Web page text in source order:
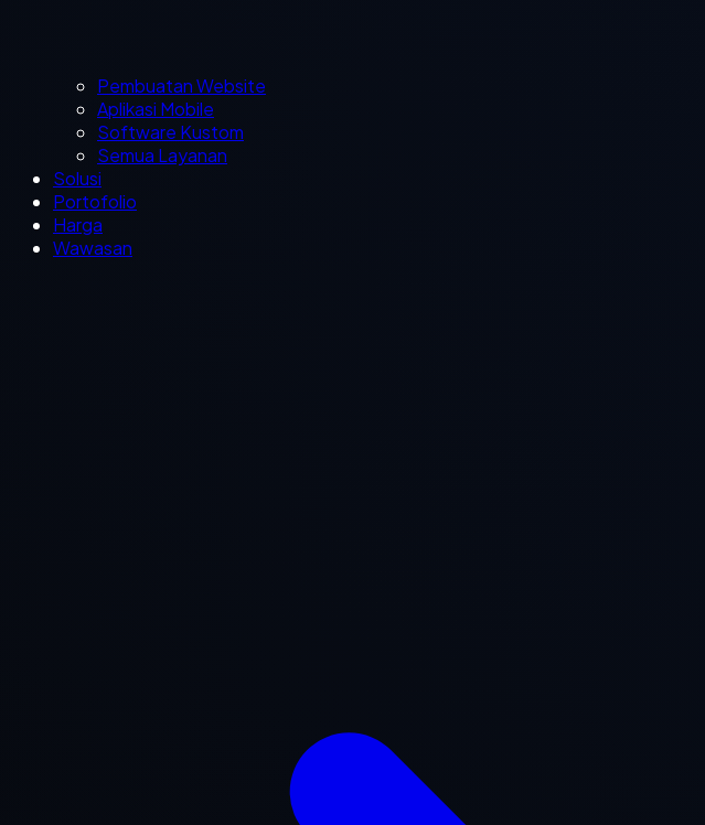
Pembuatan Website
Aplikasi Mobile
Software Kustom
Semua Layanan
Solusi
Portofolio
Harga
Wawasan